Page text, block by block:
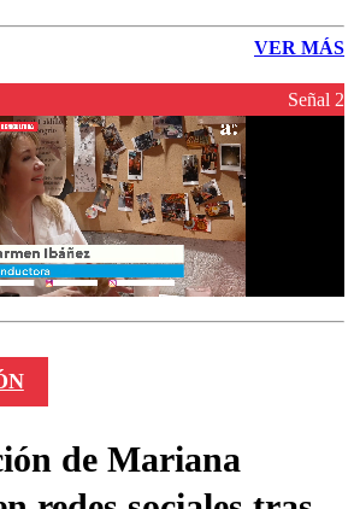
VER MÁS
Señal 2
de Mariana